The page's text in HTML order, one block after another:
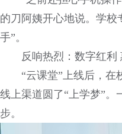
的刀阿姨开心地说。学
手”。
反响热烈：数字红利
“云课堂”上线后，
线上渠道圆了“上学梦”
步。